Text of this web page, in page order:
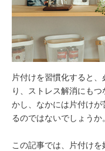
片付けを習慣化すると
り、ストレス解消にも
かし、なかには片付け
るのではないでしょうか。
この記事では、片付け